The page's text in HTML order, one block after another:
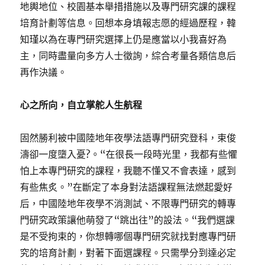
地輿地位、校園基本舉措措施以及專門研究課的課程
培育計劃等信息。回想本身填報志愿的經過歷程，韓
知瑾以為在專門研究選擇上仍是應當以小我喜好為
主，同時盡量向多方人士徵詢，綜合考量各類信息后
再作決議。
心之所向，自立掌舵人生航程
固然勝利被中國陸地年夜學法語專門研究登科，束俊
濤卻一度墮入憂?。“在很長一段時光里，我都有些懼
怕上本專門研究的課程，我聽不懂又不會表達，感到
有些焦炙。”在斷定了本身對法語課程無法燃起愛好
后，中國陸地年夜學不消測試、不限專門研究的轉專
門研究政策讓他萌發了“跳出往”的設法。“我們選課
是不受拘束的，你想轉哪個專門研究就找對應專門研
究的培育計劃，對著下面選課程。只需學分到達必定